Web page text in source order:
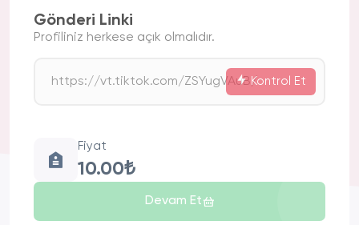
Gönderi Linki
Profiliniz herkese açık olmalıdır.
Kontrol Et
Fiyat
10.00₺
Devam Et